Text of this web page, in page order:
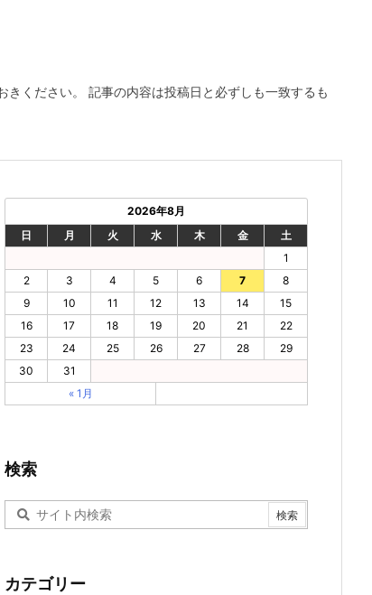
ください。 記事の内容は投稿日と必ずしも一致するも
2026年8月
日
月 火 水 木 金
土
1
2
3 4 5 6 7
8
9
10 11 12 13 14
15
16
17 18 19 20 21
22
23
24 25 26 27 28
29
30
31
« 1月
検索
カテゴリー